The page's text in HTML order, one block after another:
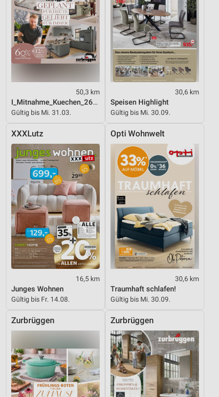
50,3 km
I_Mitnahme_Kuechen_26_ES
Gültig bis Mi. 31.03.
30,6 km
Speisen Highlight
Gültig bis Mi. 30.09.
XXXLutz
16,5 km
Junges Wohnen
Gültig bis Fr. 14.08.
Opti Wohnwelt
30,6 km
Traumhaft schlafen!
Gültig bis Mi. 30.09.
Zurbrüggen Zurbrüggen